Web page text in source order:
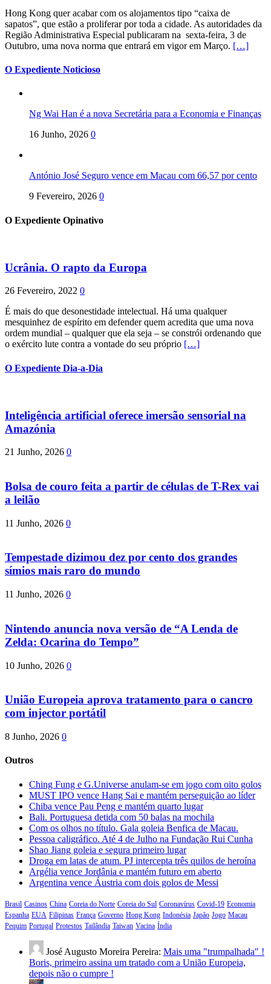
Hong Kong quer acabar com os alojamentos tipo “caixa de
sapatos”, que estão a proliferar por toda a cidade. As autoridades da
Região Administrativa Especial publicaram na sexta-feira, 3 de
Outubro, uma nova norma que entrará em vigor em Março. […]
O Expediente Noticioso
Ng Wai Han é a nova Secretária para a Economia e Finanças
16 Junho, 2026 0
António José Seguro vence em Macau com 66,57 por cento
9 Fevereiro, 2026 0
O Expediente Opinativo
Ucrânia. O rapto da Europa
26 Fevereiro, 2022 0
É mais do que desonestidade intelectual. Há uma qualquer
mesquinhez de espírito em defender quem acredita que uma nova
ordem mundial – qualquer que ela seja – se constrói ordenando que
o exército lute contra a vontade do seu próprio […]
O Expediente Dia-a-Dia
Inteligência artificial oferece imersão sensorial na
Amazónia
21 Junho, 2026 0
Bolsa de couro feita a partir de células de T-Rex vai
a leilão
11 Junho, 2026 0
Tempestade dizimou dez por cento dos grandes
símios mais raro do mundo
11 Junho, 2026 0
Nintendo anuncia nova versão de “A Lenda de
Zelda: Ocarina do Tempo”
10 Junho, 2026 0
União Europeia aprova tratamento para o cancro
com injector portátil
8 Junho, 2026 0
Outros
Ching Fung e G.Universe anulam-se em jogo com oito golos
MUST IPO vence Hang Sai e mantém perseguição ao líder
Chiba vence Pau Peng e mantém quarto lugar
Bali. Portuguesa detida com 50 balas na mochila
Com os olhos no título. Gala goleia Benfica de Macau.
Pessoa caligráfico. Até 4 de Julho na Fundação Rui Cunha
Shao Jiang goleia e segura primeiro lugar
Droga em latas de atum. PJ intercepta três quilos de heroína
Argélia vence Jordânia e mantém futuro em aberto
Argentina vence Áustria com dois golos de Messi
Brasil Casinos China Coreia do Norte Coreia do Sul Coronavírus Covid-19 Economia
Espanha EUA Filipinas França Governo Hong Kong Indonésia Japão Jogo Macau
Pequim Portugal Protestos Tailândia Taiwan Vacina Índia
José Augusto Moreira Pereira: Mais uma "trumpalhada" !
Boris, primeiro assina um tratado com a União Europeia,
depois não o cumpre !